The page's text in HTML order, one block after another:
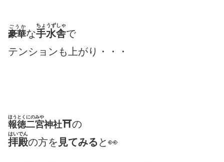
豪華
ごうか
な手水舎
ちょうずしゃ
で
テンションも上がり・・・
報徳二宮
ほうとくにのみや
神社⛩の
拝殿
はいでん
の方を 見てみる と👀